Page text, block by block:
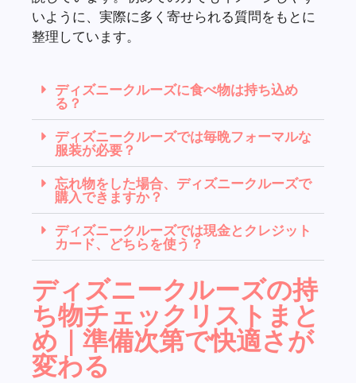
いように、実際に多く寄せられる質問をもとに
整理しています。
ディズニークルーズに食べ物は持ち込め
る？
ディズニークルーズでは毎晩フォーマルな
服装が必要？
忘れ物をした場合、ディズニークルーズで
購入できますか？
ディズニークルーズでは現金とクレジット
カード、どちらを使う？
ディズニークルーズの持
ち物チェックリストまと
め｜準備次第で快適さが
変わる